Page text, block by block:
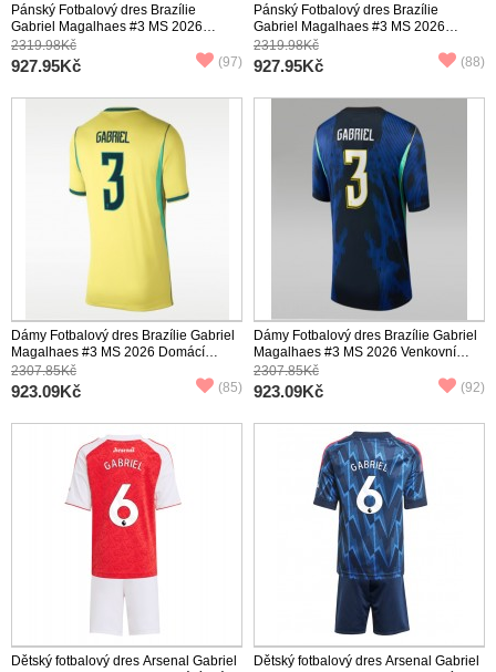
Pánský Fotbalový dres Brazílie
Gabriel Magalhaes #3 MS 2026
Domácí Krátký Rukáv
2319.98Kč
927.95Kč (97)
Pánský Fotbalový dres Brazílie
Gabriel Magalhaes #3 MS 2026
Venkovní Krátký Rukáv
2319.98Kč
927.95Kč (88)
Dámy Fotbalový dres Brazílie Gabriel
Magalhaes #3 MS 2026 Domácí
Krátký Rukáv
2307.85Kč
923.09Kč (85)
Dámy Fotbalový dres Brazílie Gabriel
Magalhaes #3 MS 2026 Venkovní
Krátký Rukáv
2307.85Kč
923.09Kč (92)
Dětský fotbalový dres Arsenal Gabriel
Dětský fotbalový dres Arsenal Gabriel